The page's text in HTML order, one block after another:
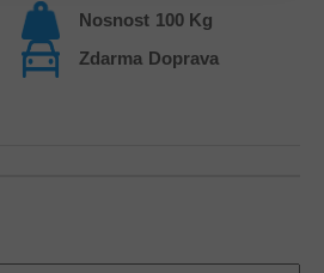
100 Kg
Nosnost
Doprava
Zdarma